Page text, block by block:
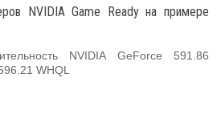
NVIDIA Game Ready на примере
NVIDIA GeForce 591.86
WHQL